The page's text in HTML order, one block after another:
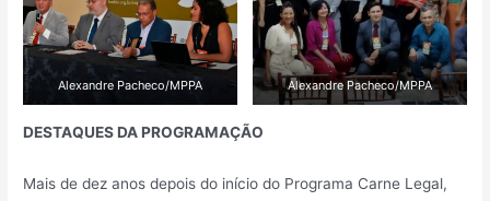
Alexandre Pacheco/MPPA Alexandre Pacheco/MPPA
DESTAQUES DA PROGRAMAÇÃO
Mais de dez anos depois do início do Programa Carne Legal,